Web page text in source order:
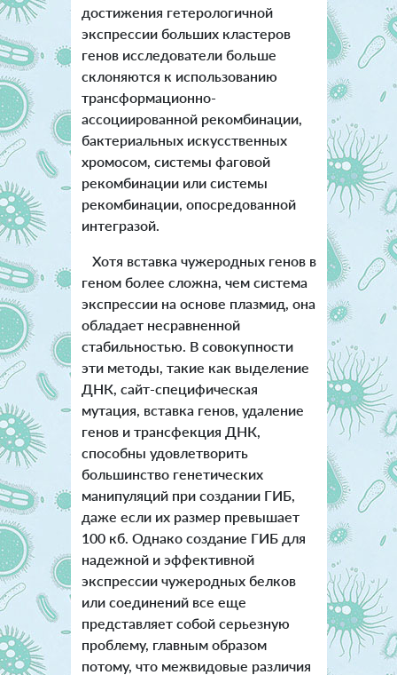
достижения гетерологичной
экспрессии больших кластеров
генов исследователи больше
склоняются к использованию
трансформационно-
ассоциированной рекомбинации,
бактериальных искусственных
хромосом, системы фаговой
рекомбинации или системы
рекомбинации, опосредованной
интегразой.
Хотя вставка чужеродных генов в
геном более сложна, чем система
экспрессии на основе плазмид, она
обладает несравненной
стабильностью. В совокупности
эти методы, такие как выделение
ДНК, сайт-специфическая
мутация, вставка генов, удаление
генов и трансфекция ДНК,
способны удовлетворить
большинство генетических
манипуляций при создании ГИБ,
даже если их размер превышает
100 кб. Однако создание ГИБ для
надежной и эффективной
экспрессии чужеродных белков
или соединений все еще
представляет собой серьезную
проблему, главным образом
потому, что межвидовые различия